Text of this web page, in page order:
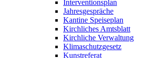
Interventionsplan
Jahresgespräche
Kantine Speiseplan
Kirchliches Amtsblatt
Kirchliche Verwaltung
Klimaschutzgesetz
Kunstreferat